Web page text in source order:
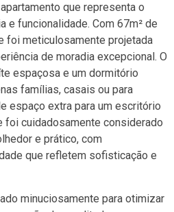
que representa o
e funcionalidade. Com 67m² de
foi meticulosamente projetada
de moradia excepcional. O
espaçosa e um dormitório
famílias, casais ou para
espaço extra para um escritório
foi cuidadosamente considerado
e prático, com
que refletem sofisticação e
minuciosamente para otimizar